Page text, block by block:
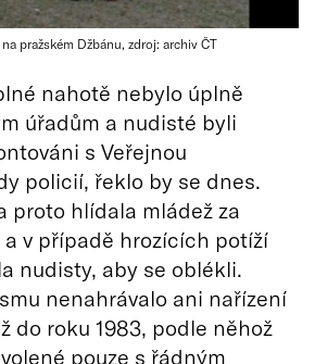
pražském Džbánu, zdroj: archiv ČT
nahotě nebylo úplně
úřadům a nudisté byli
s Veřejnou
policií, řeklo by se dnes.
proto hlídala mládež za
v případě hrozících potíží
nudisty, aby se oblékli.
nenahrávalo ani nařízení
do roku 1983, podle něhož
pouze s řádným